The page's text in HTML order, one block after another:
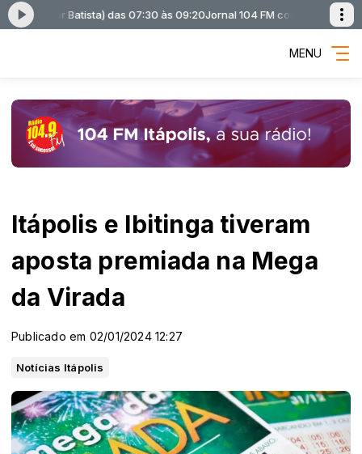
Astor Batista) das 07:30 às 09:20Jornal 104 FM com Jornal 104 FM (
MENU
Itápolis e Ibitinga tiveram
aposta premiada na Mega
da Virada
Publicado em 02/01/2024 12:27
Notícias Itápolis